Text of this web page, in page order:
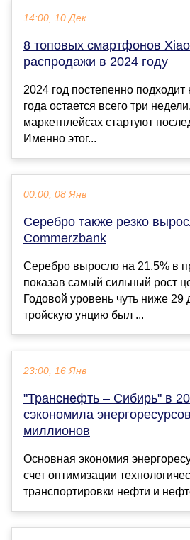
14:00, 10 Дек
8 топовых смартфонов
распродажи в 2024 году
2024 год постепенно подходит
года остается всего три
маркетплейсах стартуют
Именно этог...
00:00, 08 Янв
Серебро также резко
Commerzbank
Серебро выросло на 21,5% в
показав самый сильный рост
Годовой уровень чуть ниже
тройскую унцию был ...
23:00, 16 Янв
"Транснефть – Сибирь" в
сэкономила
миллионов
Основная экономия
счет оптимизации
транспортировки нефти и